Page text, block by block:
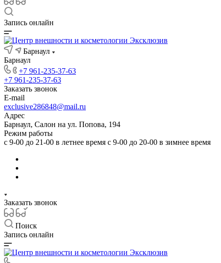
Запись онлайн
Барнаул
Барнаул
+7 961-235-37-63
+7 961-235-37-63
Заказать звонок
E-mail
exclusive286848@mail.ru
Адрес
Барнаул, Салон на ул. Попова, 194
Режим работы
с 9-00 до 21-00 в летнее время с 9-00 до 20-00 в зимнее время
Заказать звонок
Поиск
Запись онлайн